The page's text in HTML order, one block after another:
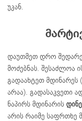
უკან.
დაუთმეთ დრო
მოძებნას. შესაძლოა
გადაახტეთ
არაა). გადასაკვეთი
ნაპირს მდინარის
არის რაიმე საფრთხე